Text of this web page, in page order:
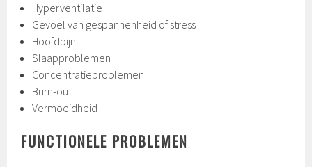
Hyperventilatie
Gevoel van gespannenheid of stress
Hoofdpijn
Slaapproblemen
Concentratieproblemen
Burn-out
Vermoeidheid
FUNCTIONELE PROBLEMEN